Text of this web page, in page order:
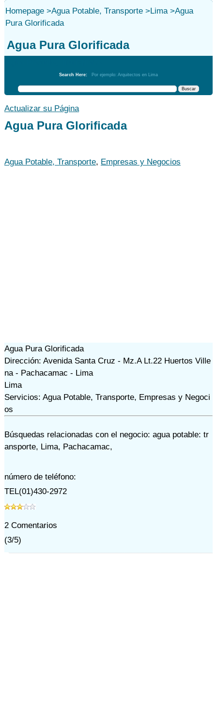
Homepage>Agua Potable, Transporte>Lima>Agua
Pura Glorificada
Agua Pura Glorificada
Search Here: Por ejemplo: Arquitectos en Lima
Actualizar su Página
Agua Pura Glorificada
Agua Potable, Transporte, Empresas y Negocios
Agua Pura Glorificada
Dirección: Avenida Santa Cruz - Mz.A Lt.22 Huertos Ville
na - Pachacamac - Lima
Lima
Servicios: Agua Potable, Transporte, Empresas y Negoci
os
Búsquedas relacionadas con el negocio: agua potable: tr
ansporte, Lima, Pachacamac,
número de teléfono:
TEL(01)430-2972
2Comentarios
(3/5)